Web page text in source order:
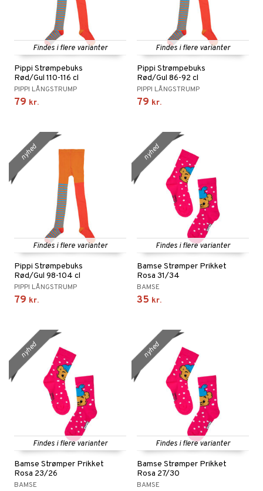
Findes i flere varianter
Pippi Strømpebuks
Rød/Gul 110-116 cl
PIPPI LÅNGSTRUMP
79 kr.
Findes i flere varianter
Pippi Strømpebuks
Rød/Gul 86-92 cl
PIPPI LÅNGSTRUMP
79 kr.
Findes i flere varianter
Pippi Strømpebuks
Rød/Gul 98-104 cl
PIPPI LÅNGSTRUMP
79 kr.
nyhed
Findes i flere varianter
Bamse Strømper Prikket
Rosa 31/34
BAMSE
35 kr.
nyhed
Findes i flere varianter
Bamse Strømper Prikket
Rosa 23/26
BAMSE
nyhed
Findes i flere varianter
Bamse Strømper Prikket
Rosa 27/30
BAMSE
nyhed